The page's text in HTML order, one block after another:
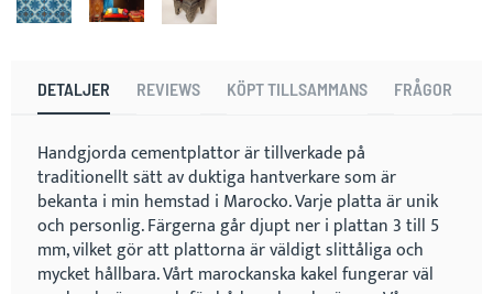
DETALJER REVIEWS KÖPT TILLSAMMANS FRÅGOR
Handgjorda cementplattor är tillverkade på
traditionellt sätt av duktiga hantverkare som är
bekanta i min hemstad i Marocko. Varje platta är unik
och personlig. Färgerna går djupt ner i plattan 3 till 5
mm, vilket gör att plattorna är väldigt slittåliga och
mycket hållbara. Vårt marockanska kakel fungerar väl